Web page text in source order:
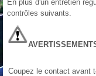
En plus d'un entretien
contrôles suivants.
Coupez le contact avant